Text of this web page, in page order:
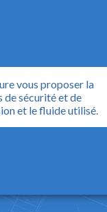
vous proposer la
de sécurité et de
et le fluide utilisé.